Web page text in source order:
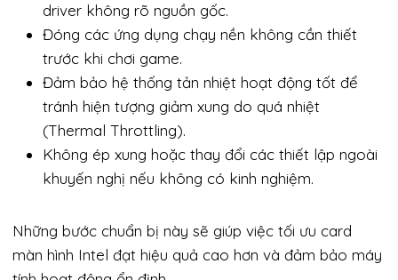
driver không rõ nguồn gốc.
Đóng các ứng dụng chạy nền không cần thiết
trước khi chơi game.
Đảm bảo hệ thống tản nhiệt hoạt động tốt để
tránh hiện tượng giảm xung do quá nhiệt
(Thermal Throttling).
Không ép xung hoặc thay đổi các thiết lập ngoài
khuyến nghị nếu không có kinh nghiệm.
Những bước chuẩn bị này sẽ giúp việc tối ưu card
màn hình Intel đạt hiệu quả cao hơn và đảm bảo máy